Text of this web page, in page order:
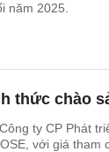
năm 2025.
thức chào
ty CP Phát
với giá tham